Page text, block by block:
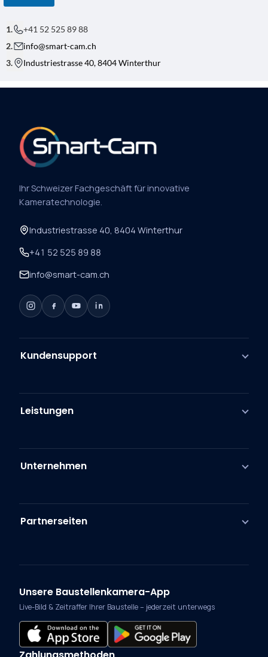
+41 52 525 89 88
info@smart-cam.ch
Industriestrasse 40, 8404 Winterthur
Ihr Schweizer Fachgeschäft für innovative
Kameratechnologie.
Industriestrasse 40, 8404 Winterthur
+41 52 525 89 88
info@smart-cam.ch
Kundensupport
Leistungen
Unternehmen
Partnerseiten
Unsere Baustellenkamera-App
Live-Bild & Zeitraffer Ihrer Baustelle – jederzeit unterwegs